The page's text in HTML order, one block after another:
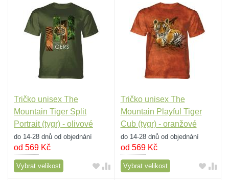
Tričko unisex The
Mountain Tiger Split
Portrait (tygr) - olivové
do 14-28 dnů od objednání
od 569 Kč
Vybrat velikost
Tričko unisex The
Mountain Playful Tiger
Cub (tygr) - oranžové
do 14-28 dnů od objednání
od 569Kč
Vybrat velikost